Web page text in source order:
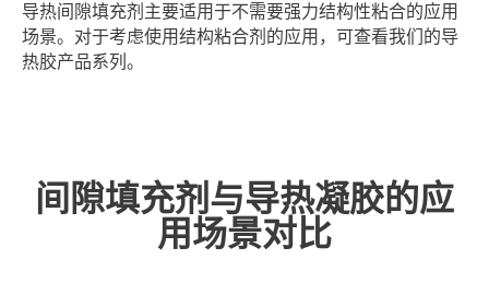
导热间隙填充剂主要适用于不需要强力结构性粘合的应用
场景。对于考虑使用结构粘合剂的应用，可查看我们的导
热胶产品系列。
间隙填充剂与导热凝胶的应
用场景对比